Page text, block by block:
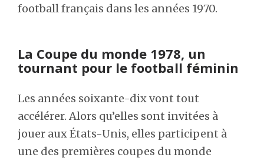
football français dans les années 1970.
La Coupe du monde 1978, un
tournant pour le football féminin
Les années soixante-dix vont tout
accélérer. Alors qu’elles sont invitées à
jouer aux États-Unis, elles participent à
une des premières coupes du monde